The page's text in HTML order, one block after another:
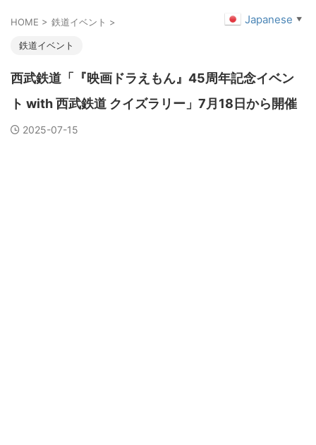
HOME > 鉄道イベント >
鉄道イベント
西武鉄道「『映画ドラえもん』45周年記念イベン
ト with 西武鉄道 クイズラリー」7月18日から開催
2025-07-15
Japanese ▼